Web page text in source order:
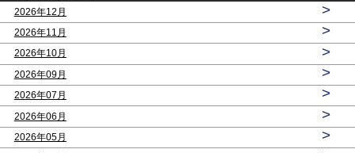
2026年12月
>
2026年11月 >
2026年10月 >
2026年09月 >
2026年07月 >
2026年06月 >
2026年05月 >